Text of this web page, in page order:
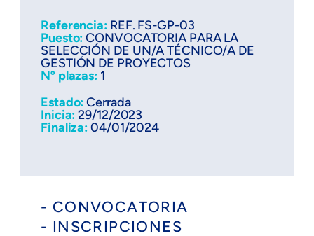
Referencia: REF. FS-GP-03
Puesto:CONVOCATORIA PARA LA
SELECCIÓN DE UN/A TÉCNICO/A DE
GESTIÓN DE PROYECTOS
Nº plazas: 1
Estado:Cerrada
Inicia:29/12/2023
Finaliza:04/01/2024
- CONVOCATORIA
- INSCRIPCIONES